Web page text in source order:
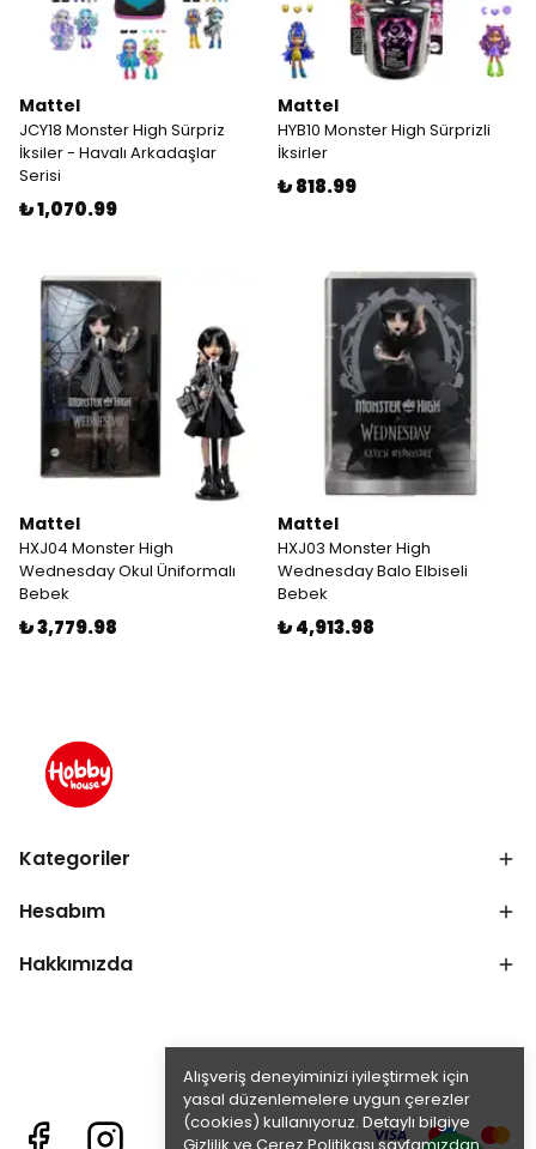
Alışveriş deneyiminizi iyileştirmek için
yasal düzenlemelere uygun çerezler
(cookies) kullanıyoruz. Detaylı bilgiye
Mattel
JCY18 Monster High Sürpriz
İksiler - Havalı Arkadaşlar
Serisi
₺ 1,070.99
Mattel
HYB10 Monster High Sürprizli
İksirler
₺ 818.99
Mattel
HXJ04 Monster High
Wednesday Okul Üniformalı
Bebek
₺ 3,779.98
Mattel
HXJ03 Monster High
Wednesday Balo Elbiseli
Bebek
₺ 4,913.98
Kategoriler
Hesabım
Hakkımızda